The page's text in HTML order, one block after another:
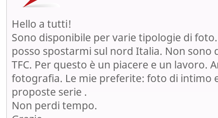
Hello a tutti!
Sono disponibile per varie tipologie di
posso spostarmi sul nord Italia. Non sono
TFC. Per questo è un piacere e un lavoro.
fotografia. Le mie preferite: foto di intimo
proposte serie .
Non perdi tempo.